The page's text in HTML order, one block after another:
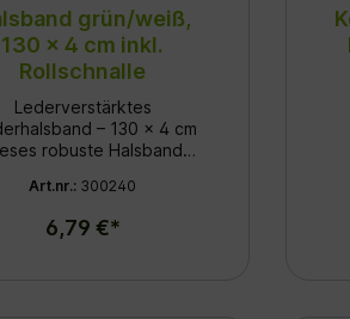
grün/weiß,
130 x 4 cm inkl.
Rollschnalle
Lederverstärktes
– 130 x 4 cm
robuste Halsband
Strapazierfähigkeit von
Es ist speziell für die
Art.nr.: 300240
6,79 €*